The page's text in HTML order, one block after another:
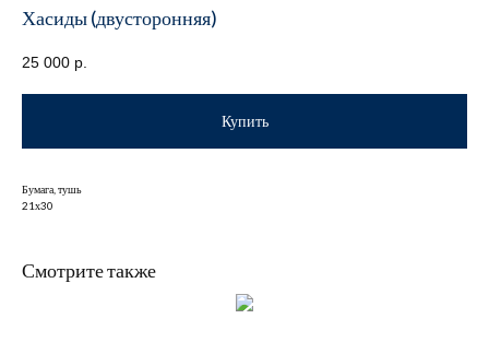
Хасиды (двусторонняя)
25 000 р.
Купить
Бумага, тушь
21х30
Смотрите также